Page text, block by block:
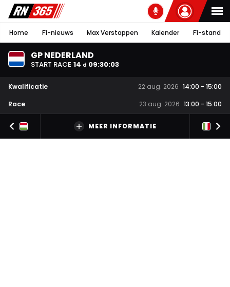
Home F1-nieuws Max Verstappen Kalender F1-stand
GP NEDERLAND
START RACE 14 d 09:30:03
Kwalificatie 22 aug. 2026 14:00 - 15:00
Race
23 aug. 2026 13:00 - 15:00
MEER INFORMATIE